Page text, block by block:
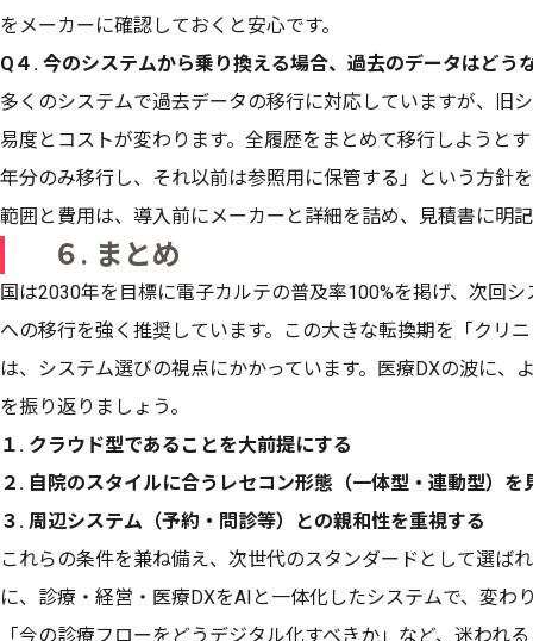
をメーカーに確認しておくと安心です。
Q４. 今のシステムから乗り換える場合、過去のデータはどう
多くのシステムで過去データの移行に対応していますが、旧
易度とコストが変わります。全履歴をまとめて移行しようと
年分のみ移行し、それ以前は参照用に保管する」という方針
範囲と費用は、導入前にメーカーと詳細を詰め、見積書に明
６. まとめ
国は2030年を目標に電子カルテの普及率100%を掲げ、次回
への移行を強く推奨しています。この大きな転換期を「クリ
は、システム選びの視点にかかっています。医療DXの波に、
を振り返りましょう。
１. クラウド型であることを大前提にする
２. 自院のスタイルに合うレセコン形態（一体型・連動型）を
３. 周辺システム（予約・問診等）との親和性を重視する
これらの条件を兼ね備え、次世代のスタンダードとして選ば
に、診療・経営・医療DXをAIと一体化したシステムで、変わ
「今の診療フローをどうデジタル化すべきか」など、迷われ